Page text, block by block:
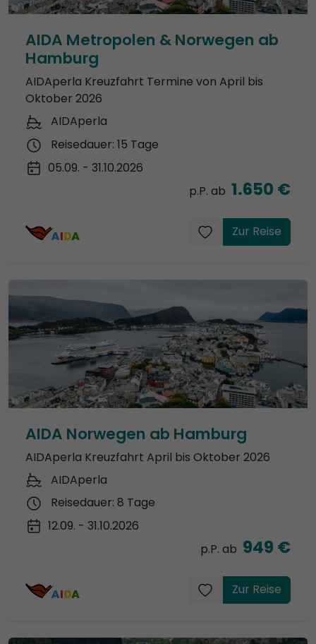
AIDA Metropolen & Norwegen ab
Hamburg
AIDAperla Kreuzfahrt Termine von April bis
Oktober 2026
AIDAperla
Reisedauer: 15 Tage
05.09. - 31.10.2026
p.P. ab 1.650 €
Zur Reise
AIDA Norwegen ab Hamburg
AIDAperla Kreuzfahrt April bis Oktober 2026
AIDAperla
Reisedauer: 8 Tage
12.09. - 31.10.2026
p.P. ab 949 €
Zur Reise